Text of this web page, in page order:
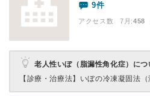
9件
アクセス数 7月:458
老人性いぼ（脂漏性角化症）につ
【診療・治療法】 いぼの冷凍凝固法（